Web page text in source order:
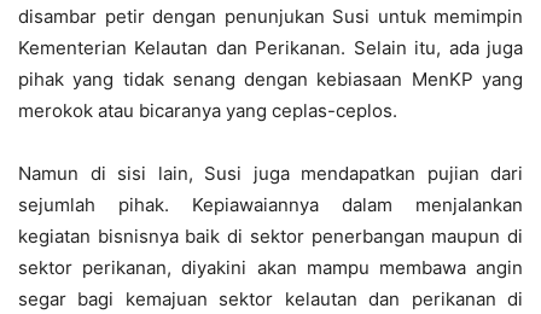
disambar petir dengan penunjukan Susi untuk memimpin
Kementerian Kelautan dan Perikanan. Selain itu, ada juga
pihak yang tidak senang dengan kebiasaan MenKP yang
merokok atau bicaranya yang ceplas-ceplos.
Namun di sisi lain, Susi juga mendapatkan pujian dari
sejumlah pihak. Kepiawaiannya dalam menjalankan
kegiatan bisnisnya baik di sektor penerbangan maupun di
sektor perikanan, diyakini akan mampu membawa angin
segar bagi kemajuan sektor kelautan dan perikanan di